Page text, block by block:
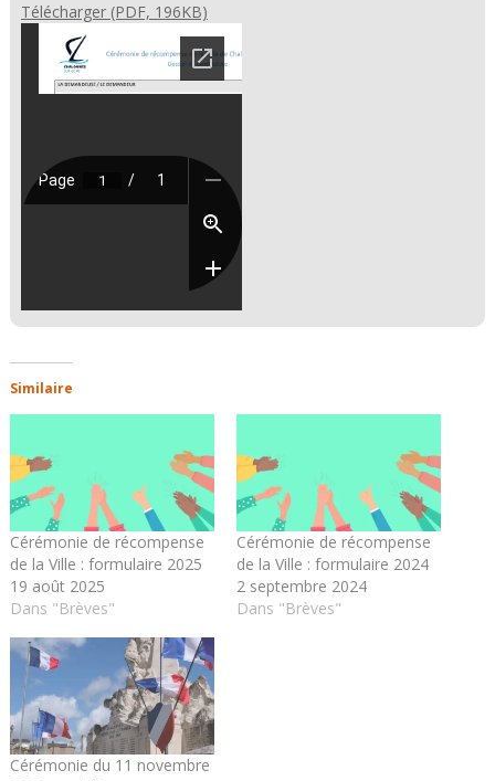
Télécharger (PDF, 196KB)
Similaire
Cérémonie de récompense
de la Ville : formulaire 2025
19 août 2025
Dans "Brèves"
Cérémonie de récompense
de la Ville : formulaire 2024
2 septembre 2024
Dans "Brèves"
Cérémonie du 11 novembre